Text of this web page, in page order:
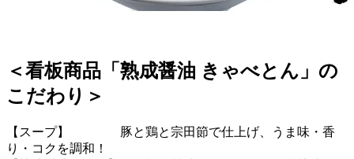
＜看板商品「熟成醤油 きゃべとん」の
こだわり＞
【スープ】 豚と鶏と宗田節で仕上げ、うま味・香
り・コクを調和！